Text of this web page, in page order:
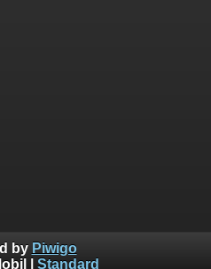
by Piwigo
Standard